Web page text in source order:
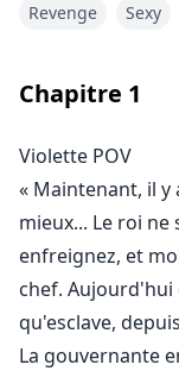
"Tu apprécies ça
"Je..." J'ouvris
Il me frappa de
poussai un léger
"Réponds-moi,"
"Oui... oui...
Revenge
Sexy
Chapitre 1
Violette POV
« Maintenant, il y
mieux... Le roi
enfreignez, et
chef.
qu'esclave,
La gouvernante